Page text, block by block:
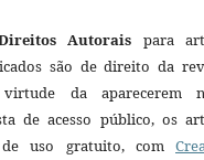
Autorais para
são de direito da
da aparecerem
de acesso público, os
uso gratuito, com